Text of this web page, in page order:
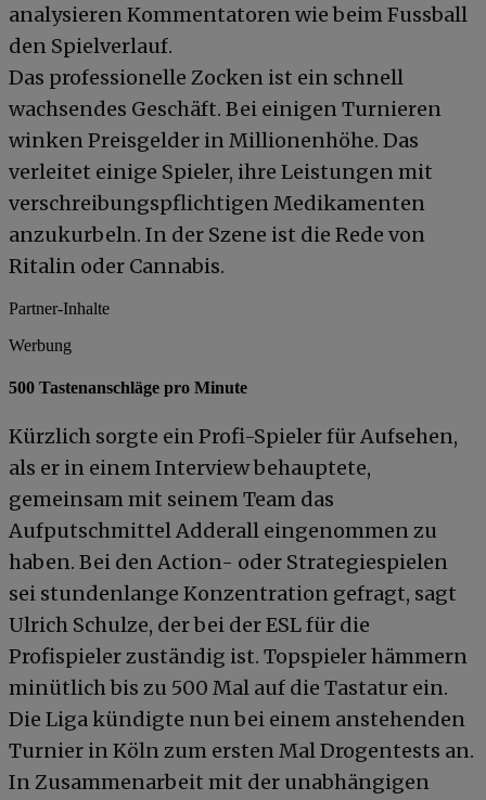
analysieren Kommentatoren wie beim Fussball
den Spielverlauf.
Das professionelle Zocken ist ein schnell
wachsendes Geschäft. Bei einigen Turnieren
winken Preisgelder in Millionenhöhe. Das
verleitet einige Spieler, ihre Leistungen mit
verschreibungspflichtigen Medikamenten
anzukurbeln. In der Szene ist die Rede von
Ritalin oder Cannabis.
Partner-Inhalte
Werbung
500 Tastenanschläge pro Minute
Kürzlich sorgte ein Profi-Spieler für Aufsehen,
als er in einem Interview behauptete,
gemeinsam mit seinem Team das
Aufputschmittel Adderall eingenommen zu
haben. Bei den Action- oder Strategiespielen
sei stundenlange Konzentration gefragt, sagt
Ulrich Schulze, der bei der ESL für die
Profispieler zuständig ist. Topspieler hämmern
minütlich bis zu 500 Mal auf die Tastatur ein.
Die Liga kündigte nun bei einem anstehenden
Turnier in Köln zum ersten Mal Drogentests an.
In Zusammenarbeit mit der unabhängigen